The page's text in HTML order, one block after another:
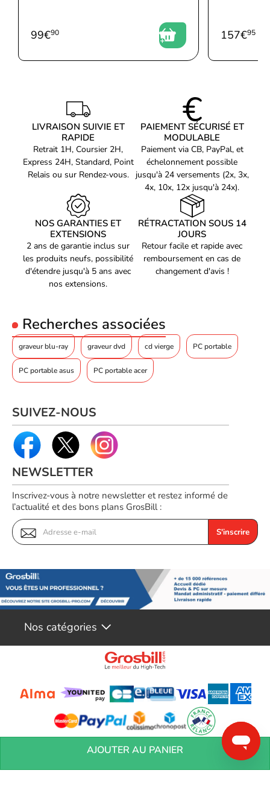
AJOUTER AU PANIER
Code EAN
Référence produit
Voir produits HP
99€90 157€95
LIVRAISON SUIVIE ET
RAPIDE
Retrait 1H, Coursier 2H,
Express 24H, Standard, Point
Relais ou sur Rendez-vous.
PAIEMENT SÉCURISÉ ET
MODULABLE
Paiement via CB, PayPal, et
échelonnement possible
jusqu'à 24 versements (2x, 3x,
4x, 10x, 12x jusqu'à 24x).
NOS GARANTIES ET
EXTENSIONS
2 ans de garantie inclus sur
les produits neufs, possibilité
d'étendre jusqu'à 5 ans avec
nos extensions.
RÉTRACTATION SOUS 14
JOURS
Retour facile et rapide avec
remboursement en cas de
changement d'avis !
Recherches associées
graveur blu-ray graveur dvd cd vierge PC portable
PC portable asus PC portable acer
SUIVEZ-NOUS
NEWSLETTER
Inscrivez-vous à notre newsletter et restez informé de
l’actualité et des bons plans GrosBill :
S'inscrire
Nos catégories
Conditions générales de réservation Conditions générales de vente
Mentions
Vos informations personnelles Préférences Cookies
Aide &